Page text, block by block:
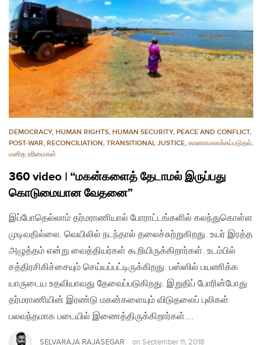
DEMOCRACY, HUMAN RIGHTS, HUMAN SECURITY, PEACE AND CONFLICT,
POST-WAR, RECONCILIATION, TRANSITIONAL JUSTICE, காணாமலாக்கப்படுதல்,
மனித உரிமைகள்
360 video | “மகன்களைத் தேடாமல் இருப்பது
கொடுமையான வேதனை”
இப்போதெல்லாம் தர்மராணியால் போராட்டங்களில் கலந்துகொள்ள
முடிவதில்லை. வெயிலில் நடந்தால் தலைச்சுற்றுகிறது. உயர் இரத்த
அழுத்தம் என்று வைத்தியர்கள் கூறியிருக்கிறார்கள். உடம்பில்
சத்திரசிகிச்சையும் செய்யப்பட்டிருக்கிறது. பஸ்ஸில் பயணிக்க
யாருடைய உதவியாவது தேவைப்படுகிறது. இறுதிப் போரின்போது
தர்மராணியின் இரண்டு மகன்களையும் விடுதலைப் புலிகள்
பலவந்தமாக படையில் இணைத்திருக்கிறார்கள்….
SELVARAJA RAJASEGAR on September 11, 2018